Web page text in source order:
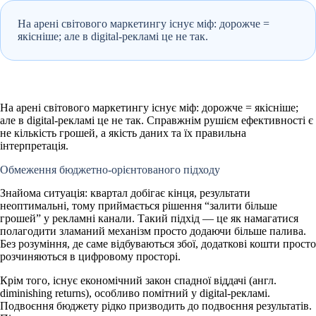
На арені світового маркетингу існує міф: дорожче =
якісніше; але в digital-рекламі це не так.
На арені світового маркетингу існує міф: дорожче = якісніше;
але в digital-рекламі це не так. Справжнім рушієм ефективності є
не кількість грошей, а якість даних та їх правильна
інтерпретація.
Обмеження бюджетно-орієнтованого підходу
Знайома ситуація: квартал добігає кінця, результати
неоптимальні, тому приймається рішення “залити більше
грошей” у рекламні канали. Такий підхід — це як намагатися
полагодити зламаний механізм просто додаючи більше палива.
Без розуміння, де саме відбуваються збої, додаткові кошти просто
розчиняються в цифровому просторі.
Крім того, існує економічний закон спадної віддачі (англ.
diminishing returns), особливо помітний у digital-рекламі.
Подвоєння бюджету рідко призводить до подвоєння результатів.